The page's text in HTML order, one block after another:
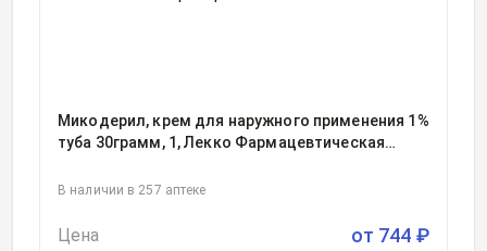
Микодерил, крем для наружного применения 1%
туба 30грамм, 1, Лекко Фармацевтическая
В наличии в 257 аптеке
Цена от 744 ₽